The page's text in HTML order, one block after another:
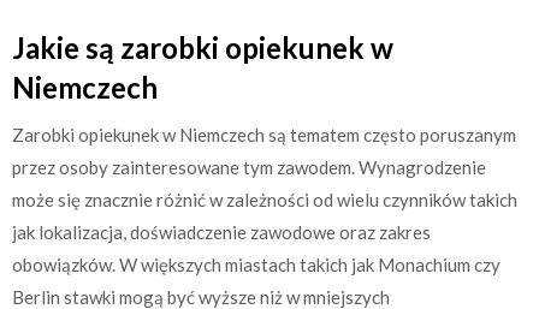
Jakie są zarobki opiekunek w
Niemczech
Zarobki opiekunek w Niemczech są tematem często poruszanym
przez osoby zainteresowane tym zawodem. Wynagrodzenie
może się znacznie różnić w zależności od wielu czynników takich
jak lokalizacja, doświadczenie zawodowe oraz zakres
obowiązków. W większych miastach takich jak Monachium czy
Berlin stawki mogą być wyższe niż w mniejszych